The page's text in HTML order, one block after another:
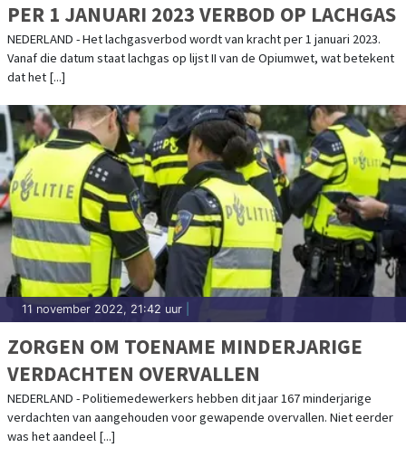
PER 1 JANUARI 2023 VERBOD OP LACHGAS
NEDERLAND - Het lachgasverbod wordt van kracht per 1 januari 2023.
Vanaf die datum staat lachgas op lijst II van de Opiumwet, wat betekent
dat het [...]
11 november 2022, 21:42 uur
ZORGEN OM TOENAME MINDERJARIGE
VERDACHTEN OVERVALLEN
NEDERLAND - Politiemedewerkers hebben dit jaar 167 minderjarige
verdachten van aangehouden voor gewapende overvallen. Niet eerder
was het aandeel [...]